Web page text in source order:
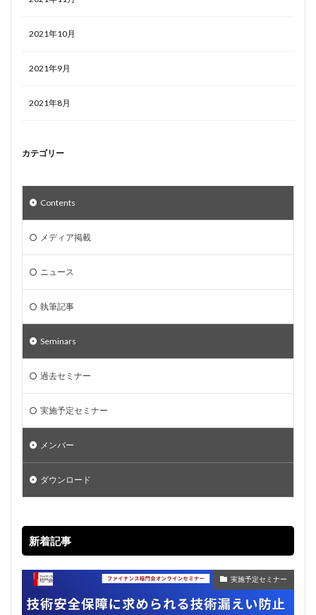
2021年10月
2021年9月
2021年8月
カテゴリー
Contents
メディア掲載
ニュース
執筆記事
Seminars
過去セミナー
実施予定セミナー
メンバー
ダウンロード
新着記事
実施予定セミナー